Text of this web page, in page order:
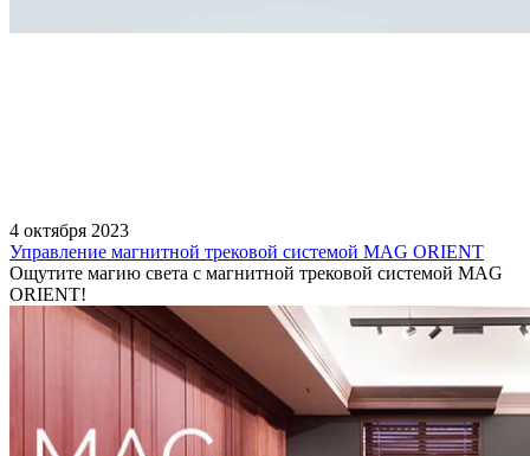
4 октября 2023
Управление магнитной трековой системой MAG ORIENT
Ощутите магию света с магнитной трековой системой MAG
ORIENT!